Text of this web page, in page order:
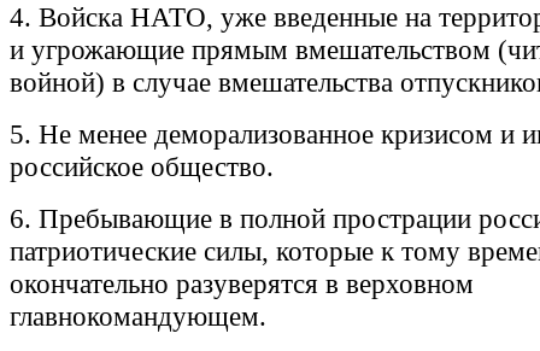
4. Войска НАТО, уже введенные на
и угрожающие прямым вмешательством
войной) в случае вмешательства
5. Не менее деморализованное кризисом и
российское общество.
6. Пребывающие в полной прострации
патриотические силы, которые к тому
окончательно разуверятся в верховном
главнокомандующем.